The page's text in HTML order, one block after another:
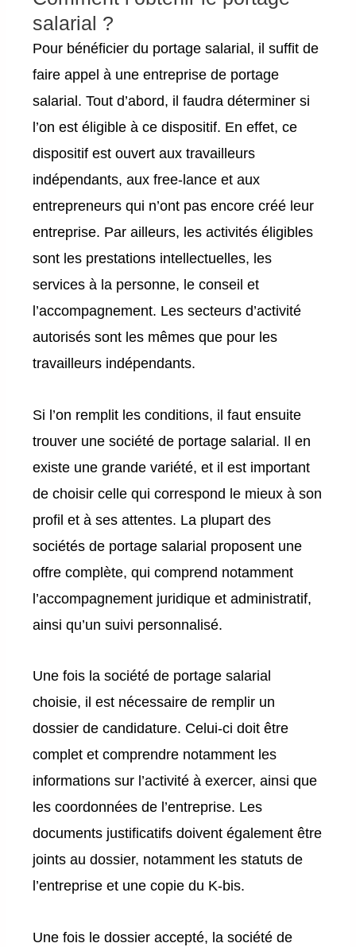
salarial ?
Pour bénéficier du portage salarial, il suffit de
faire appel à une entreprise de portage
salarial. Tout d’abord, il faudra déterminer si
l’on est éligible à ce dispositif. En effet, ce
dispositif est ouvert aux travailleurs
indépendants, aux free-lance et aux
entrepreneurs qui n’ont pas encore créé leur
entreprise. Par ailleurs, les activités éligibles
sont les prestations intellectuelles, les
services à la personne, le conseil et
l’accompagnement. Les secteurs d’activité
autorisés sont les mêmes que pour les
travailleurs indépendants.
Si l’on remplit les conditions, il faut ensuite
trouver une société de portage salarial. Il en
existe une grande variété, et il est important
de choisir celle qui correspond le mieux à son
profil et à ses attentes. La plupart des
sociétés de portage salarial proposent une
offre complète, qui comprend notamment
l’accompagnement juridique et administratif,
ainsi qu’un suivi personnalisé.
Une fois la société de portage salarial
choisie, il est nécessaire de remplir un
dossier de candidature. Celui-ci doit être
complet et comprendre notamment les
informations sur l’activité à exercer, ainsi que
les coordonnées de l’entreprise. Les
documents justificatifs doivent également être
joints au dossier, notamment les statuts de
l’entreprise et une copie du K-bis.
Une fois le dossier accepté, la société de